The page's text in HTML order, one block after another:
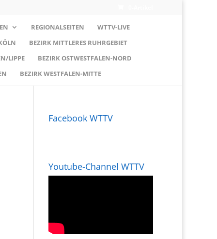
REGIONALSEITEN
WTTV-LIVE
BEZIRK MITTLERES RUHRGEBIET
LIPPE
BEZIRK OSTWESTFALEN-NORD
BEZIRK WESTFALEN-MITTE
Facebook WTTV
Youtube-Channel WTTV